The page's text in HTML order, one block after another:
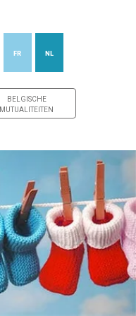
FR NL
BELGISCHE
MUTUALITEITEN